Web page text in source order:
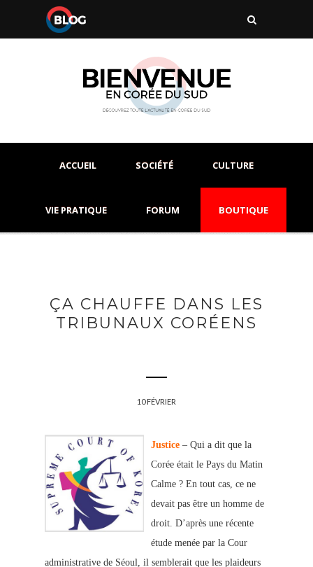
ACCUEIL SOCIÉTÉ CULTURE
VIE PRATIQUE FORUM BOUTIQUE
ÇA CHAUFFE DANS LES
TRIBUNAUX CORÉENS
10 FÉVRIER
Justice – Qui a dit que la
Corée était le Pays du Matin
Calme ? En tout cas, ce ne
devait pas être un homme de
droit. D’après une récente
étude menée par la Cour
administrative de Séoul, il semblerait que les plaideurs